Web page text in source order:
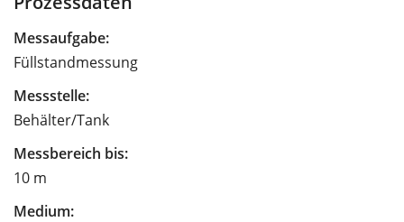
Messaufgabe:
Füllstandmessung
Messstelle:
Behälter/Tank
Messbereich bis:
10 m
Medium: